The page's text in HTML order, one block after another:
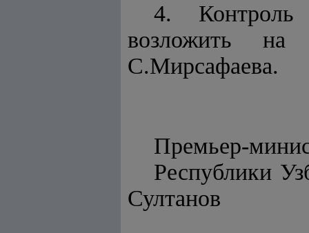
4. Контроль
возложить на
С.Мирсафаева.
Премьер-
Султанов